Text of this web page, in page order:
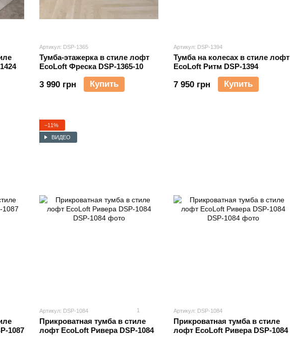
Артикул: DSP-1365
Тумба-этажерка в стиле лофт
EcoLoft Фреска DSP-1365-10
3 990 грн Купить
Артикул: DSP-1394
Тумба на колесах в стиле лофт
EcoLoft Ритм DSP-1394
7 950 грн Купить
1087
−11%
ВИДЕО
Артикул: DSP-1084 1
Прикроватная тумба в стиле
лофт EcoLoft Ривера DSP-1084
Артикул: DSP-1084
Прикроватная тумба в стиле
лофт EcoLoft Ривера DSP-1084